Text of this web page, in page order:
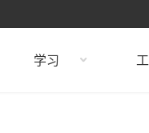
学习